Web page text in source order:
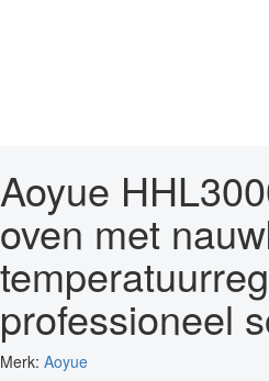
Aoyue
oven met
professioneel
Merk: Aoyue